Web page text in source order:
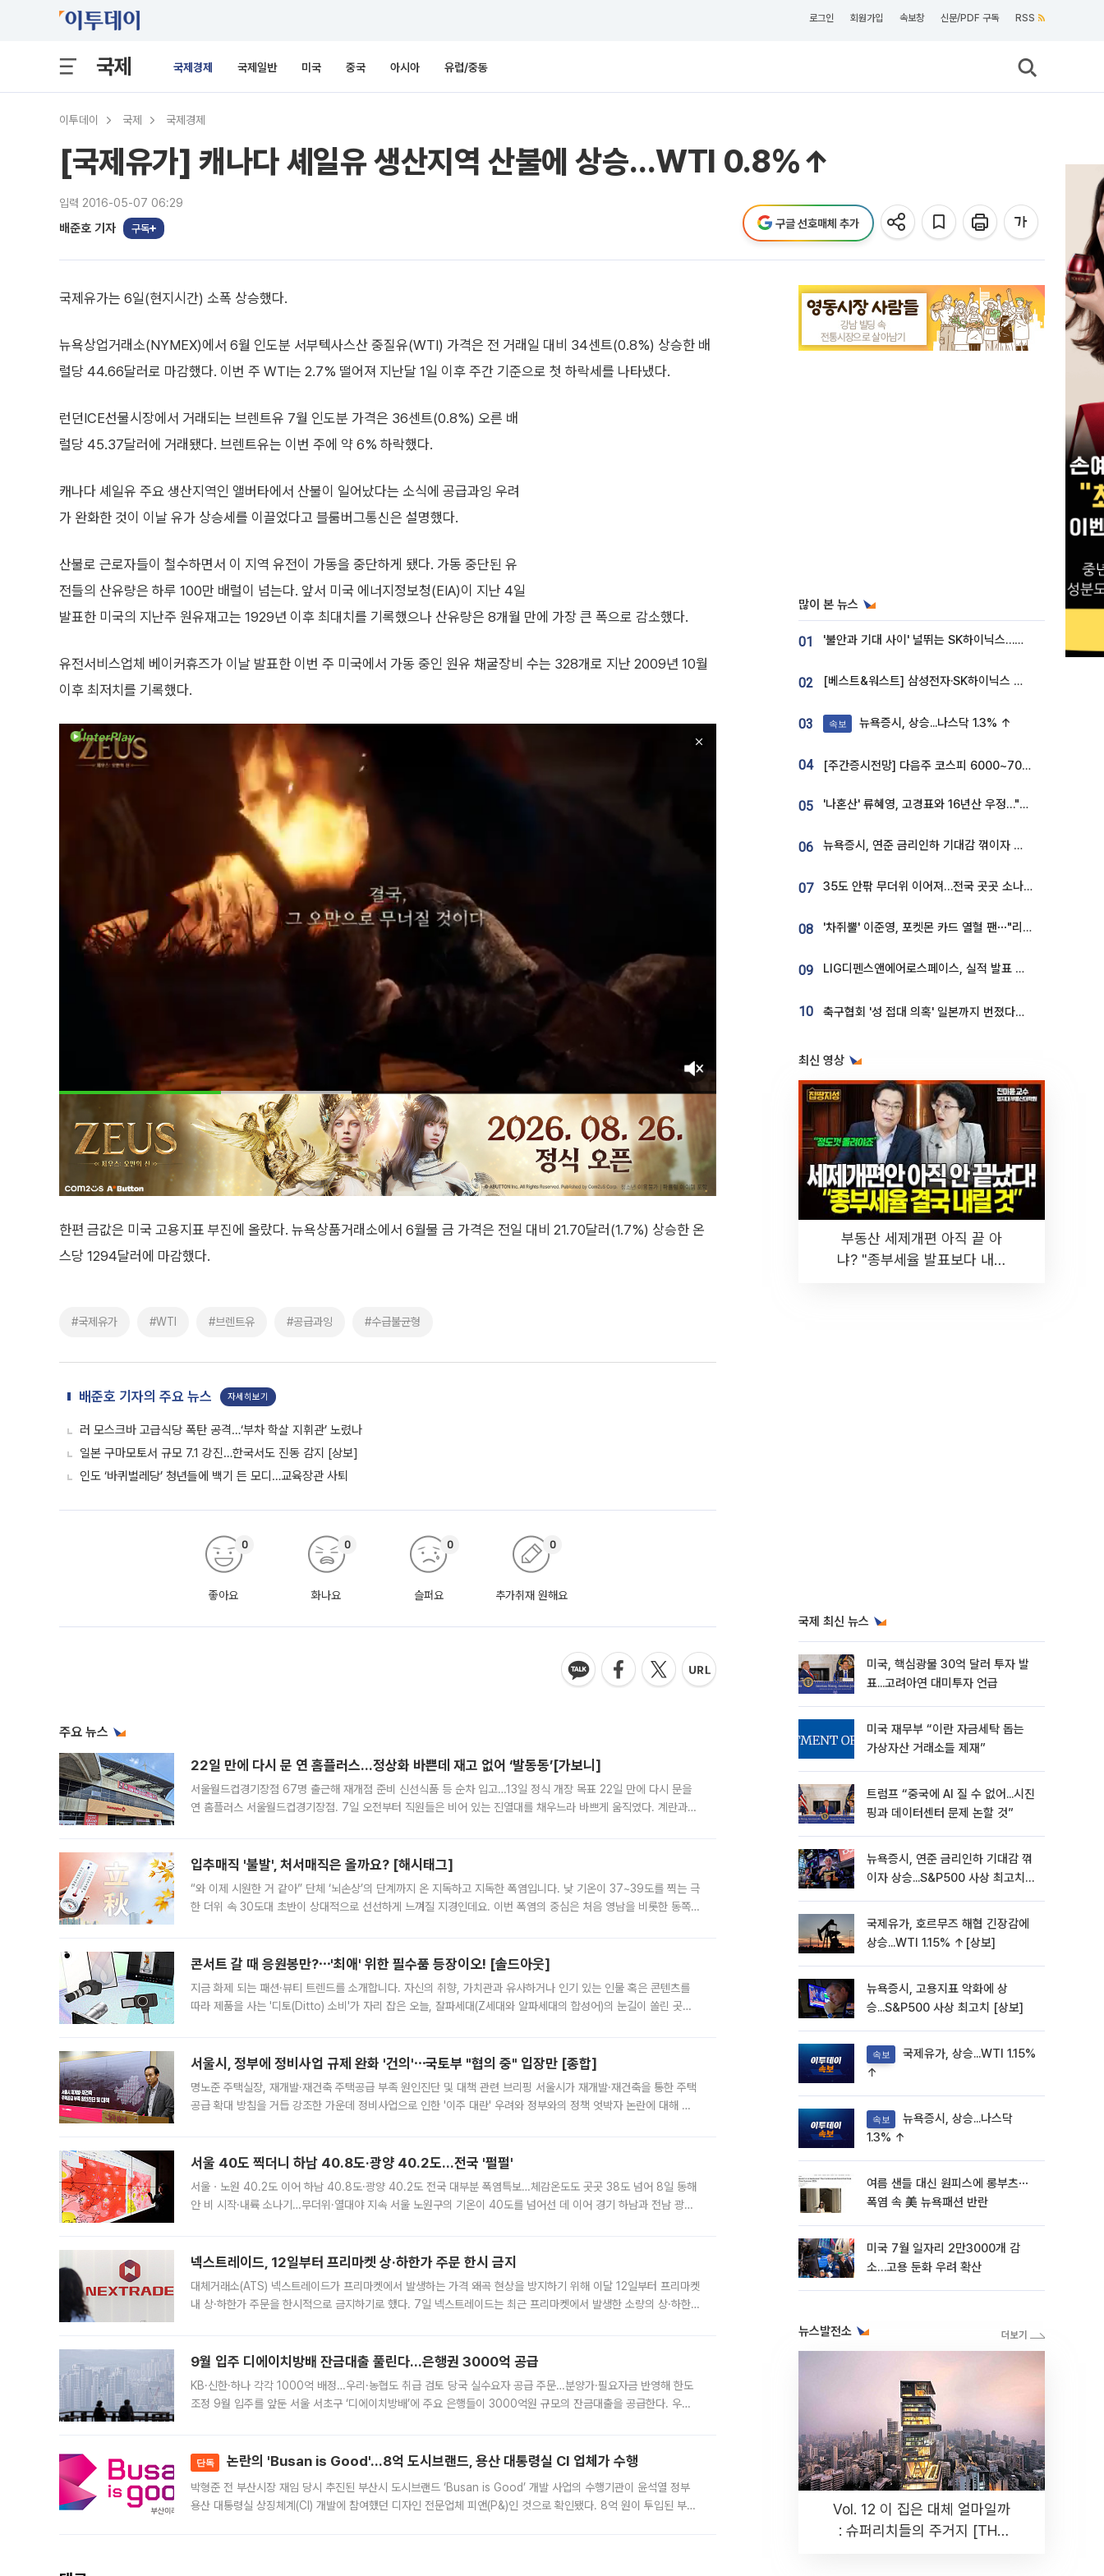
로그인 회원가입 속보창 신문/PDF 구독 RSS
국제 국제경제 국제일반 미국 중국 아시아 유럽/중동
이투데이 국제 국제경제
[국제유가] 캐나다 셰일유 생산지역 산불에 상승…WTI 0.8%↑
입력 2016-05-07 06:29
배준호 기자 구독 구글 선호매체 추가
국제유가는 6일(현지시간) 소폭 상승했다.
뉴욕상업거래소(NYMEX)에서 6월 인도분 서부텍사스산 중질유(WTI) 가격은 전 거래일 대비 34센트(0.8%) 상승한 배
럴당 44.66달러로 마감했다. 이번 주 WTI는 2.7% 떨어져 지난달 1일 이후 주간 기준으로 첫 하락세를 나타냈다.
런던ICE선물시장에서 거래되는 브렌트유 7월 인도분 가격은 36센트(0.8%) 오른 배
럴당 45.37달러에 거래됐다. 브렌트유는 이번 주에 약 6% 하락했다.
캐나다 셰일유 주요 생산지역인 앨버타에서 산불이 일어났다는 소식에 공급과잉 우려
가 완화한 것이 이날 유가 상승세를 이끌었다고 블룸버그통신은 설명했다.
산불로 근로자들이 철수하면서 이 지역 유전이 가동을 중단하게 됐다. 가동 중단된 유
전들의 산유량은 하루 100만 배럴이 넘는다. 앞서 미국 에너지정보청(EIA)이 지난 4일
발표한 미국의 지난주 원유재고는 1929년 이후 최대치를 기록했으나 산유량은 8개월 만에 가장 큰 폭으로 감소했다.
유전서비스업체 베이커휴즈가 이날 발표한 이번 주 미국에서 가동 중인 원유 채굴장비 수는 328개로 지난 2009년 10월
이후 최저치를 기록했다.
한편 금값은 미국 고용지표 부진에 올랐다. 뉴욕상품거래소에서 6월물 금 가격은 전일 대비 21.70달러(1.7%) 상승한 온
스당 1294달러에 마감했다.
#국제유가 #WTI #브렌트유 #공급과잉 #수급불균형
배준호 기자의 주요 뉴스 자세히보기
러 모스크바 고급식당 폭탄 공격…‘부차 학살 지휘관’ 노렸나
일본 구마모토서 규모 7.1 강진…한국서도 진동 감지 [상보]
인도 ‘바퀴벌레당’ 청년들에 백기 든 모디…교육장관 사퇴
좋아요
0
화나요
0
슬퍼요
0
추가취재 원해요
0
주요 뉴스
22일 만에 다시 문 연 홈플러스…정상화 바쁜데 재고 없어 ‘발동동’[가보니]
서울월드컵경기장점 67명 출근해 재개점 준비 신선식품 등 순차 입고…13일 정식 개장 목표 22일 만에 다시 문을
연 홈플러스 서울월드컵경기장점. 7일 오전부터 직원들은 비어 있는 진열대를 채우느라 바쁘게 움직였다. 계란과
입추매직 '불발', 처서매직은 올까요? [해시태그]
“와 이제 시원한 거 같아” 단체 ‘뇌손상’의 단계까지 온 지독하고 지독한 폭염입니다. 낮 기온이 37~39도를 찍는 극
한 더위 속 30도대 초반이 상대적으로 선선하게 느껴질 지경인데요. 이번 폭염의 중심은 처음 영남을 비롯한 동쪽
콘서트 갈 때 응원봉만?⋯'최애' 위한 필수품 등장이오! [솔드아웃]
지금 화제 되는 패션·뷰티 트렌드를 소개합니다. 자신의 취향, 가치관과 유사하거나 인기 있는 인물 혹은 콘텐츠를
따라 제품을 사는 '디토(Ditto) 소비'가 자리 잡은 오늘, 잘파세대(Z세대와 알파세대의 합성어)의 눈길이 쏠린 곳은
서울시, 정부에 정비사업 규제 완화 '건의'⋯국토부 "협의 중" 입장만 [종합]
명노준 주택실장, 재개발·재건축 주택공급 부족 원인진단 및 대책 관련 브리핑 서울시가 재개발·재건축을 통한 주택
공급 확대 방침을 거듭 강조한 가운데 정비사업으로 인한 '이주 대란' 우려와 정부와의 정책 엇박자 논란에 대해 정
서울 40도 찍더니 하남 40.8도·광양 40.2도…전국 '펄펄'
서울ㆍ노원 40.2도 이어 하남 40.8도·광양 40.2도 전국 대부분 폭염특보…체감온도도 곳곳 38도 넘어 8일 동해
안 비 시작·내륙 소나기…무더위·열대야 지속 서울 노원구의 기온이 40도를 넘어선 데 이어 경기 하남과 전남 광양
넥스트레이드, 12일부터 프리마켓 상·하한가 주문 한시 금지
대체거래소(ATS) 넥스트레이드가 프리마켓에서 발생하는 가격 왜곡 현상을 방지하기 위해 이달 12일부터 프리마켓
내 상·하한가 주문을 한시적으로 금지하기로 했다. 7일 넥스트레이드는 최근 프리마켓에서 발생한 소량의 상·하한
9월 입주 디에이치방배 잔금대출 풀린다…은행권 3000억 공급
KB·신한·하나 각각 1000억 배정…우리·농협도 취급 검토 당국 실수요자 공급 주문…분양가·필요자금 반영해 한도
조정 9월 입주를 앞둔 서울 서초구 ‘디에이치방배’에 주요 은행들이 3000억원 규모의 잔금대출을 공급한다. 우리
단독 논란의 'Busan is Good'…8억 도시브랜드, 용산 대통령실 CI 업체가 수행
박형준 전 부산시장 재임 당시 추진된 부산시 도시브랜드 ‘Busan is Good’ 개발 사업의 수행기관이 윤석열 정부
용산 대통령실 상징체계(CI) 개발에 참여했던 디자인 전문업체 피앤(P&)인 것으로 확인됐다. 8억 원이 투입된 부산
많이 본 뉴스
01 '불안과 기대 사이' 널뛰는 SK하이닉스…증권가 "HBM4·LTA 기반 펀터멘털 견고"
02 [베스트&워스트] 삼성전자·SK하이닉스 밀린 한 주…상상인증권은 85% 급등
03 속보 뉴욕증시, 상승...나스닥 1.3% ↑
04 [주간증시전망] 다음주 코스피 6000~7000⋯“外人 수급은 정책이 변수”
05 '나혼산' 류혜영, 고경표와 16년산 우정…"자취방서 부모님과 마주쳐"
06 뉴욕증시, 연준 금리인하 기대감 꺾이자 상승...S&P500 사상 최고치 [종합]
07 35도 안팎 무더위 이어져…전국 곳곳 소나기 [오늘 날씨]
08 '차쥐뿔' 이준영, 포켓몬 카드 열혈 팬⋯"리셀러 처단할 것"
09 LIG디펜스앤에어로스페이스, 실적 발표 후 급락→반등⋯증권가 “28년까지 튼튼”
10 축구협회 '성 접대 의혹' 일본까지 번졌다…日 심판 실명 공개
최신 영상
부동산 세제개편 아직 끝 아
냐? "종부세율 발표보다 내릴
국제 최신 뉴스
미국, 핵심광물 30억 달러 투자 발
표...고려아연 대미투자 언급
미국 재무부 “이란 자금세탁 돕는
가상자산 거래소들 제재”
트럼프 “중국에 AI 질 수 없어...시진
핑과 데이터센터 문제 논할 것”
뉴욕증시, 연준 금리인하 기대감 꺾
이자 상승...S&P500 사상 최고치
국제유가, 호르무즈 해협 긴장감에
상승...WTI 1.15% ↑[상보]
뉴욕증시, 고용지표 악화에 상
승...S&P500 사상 최고치 [상보]
속보
↑
속보
1.3% ↑
여름 샌들 대신 원피스에 롱부츠⋯
폭염 속 美 뉴욕패션 반란
미국 7월 일자리 2만3000개 감
소…고용 둔화 우려 확산
뉴스발전소
Vol. 12 이 집은 대체 얼마일까
: 슈퍼리치들의 주거지 [THE